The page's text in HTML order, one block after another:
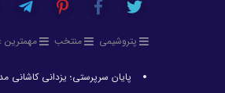
پتروشیمی منتخب مهمترین
پایان سرپرستی؛ یزدانی کاشانی